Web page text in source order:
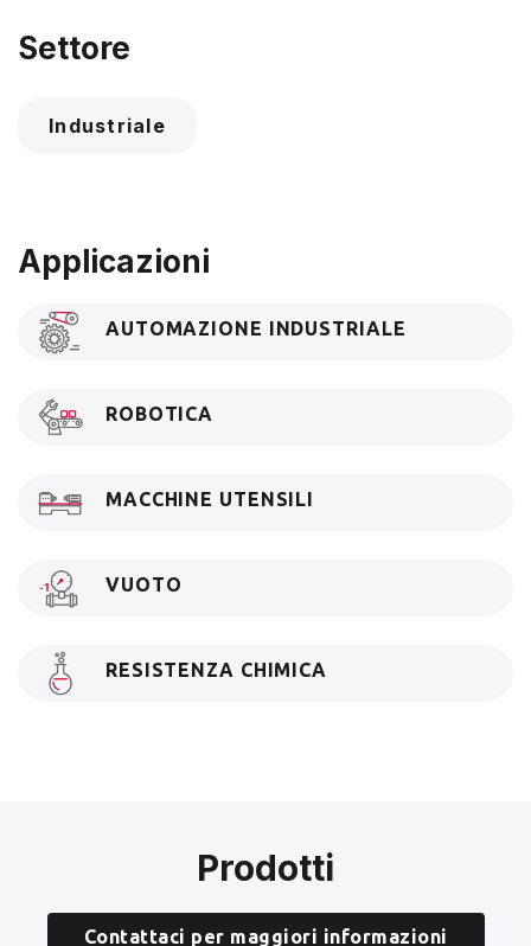
Settore
Industriale
Applicazioni
AUTOMAZIONE INDUSTRIALE
ROBOTICA
MACCHINE UTENSILI
VUOTO
RESISTENZA CHIMICA
Prodotti
Contattaci per maggiori informazioni